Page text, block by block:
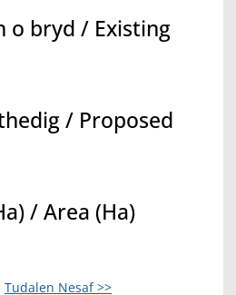
o bryd / Existing
/ Proposed
/ Area (Ha)
Tudalen Nesaf >>